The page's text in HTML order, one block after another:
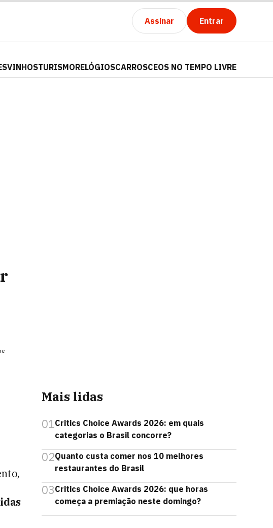
Assinar Entrar
VINHOSTURISMORELÓGIOSCARROSCEOS NO TEMPO LIVRE
Mais lidas
01Critics Choice Awards 2026: em quais
categorias o Brasil concorre?
02Quanto custa comer nos 10 melhores
restaurantes do Brasil
03Critics Choice Awards 2026: que horas
começa a premiação neste domingo?